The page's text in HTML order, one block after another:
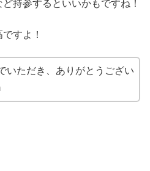
持参するといいかもですね！
すよ！
いただき、ありがとうござい